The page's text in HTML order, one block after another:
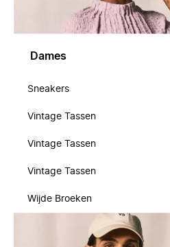
Dames
Sneakers
Vintage Tassen
Vintage Tassen
Vintage Tassen
Wijde Broeken